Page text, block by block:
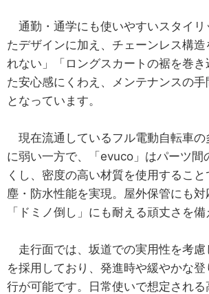
通勤・通学にも使いやすいスタイリ
たデザインに加え、チェーンレス構
れない」「ロングスカートの裾を巻
た安心感にくわえ、メンテナンスの
となっています。
現在流通しているフル電動自転車の
に弱い一方で、「evuco」はパーツ間
くし、密度の高い材質を使用するこ
塵・防水性能を実現。屋外保管にも
「ドミノ倒し」にも耐える頑丈さを備
走行面では、坂道での実用性を考慮
を採用しており、発進時や緩やかな
行が可能です。日常使いで想定され